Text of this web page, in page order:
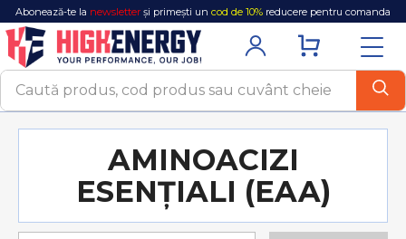
Abonează-te la newsletter și primești un cod de 10% reducere pentru comanda
ta!
AMINOACIZI
ESENȚIALI (EAA)